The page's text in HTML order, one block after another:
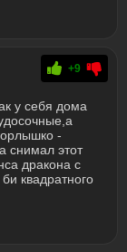
+9
у себя дома
-
снимал этот
дракона с
квадратного